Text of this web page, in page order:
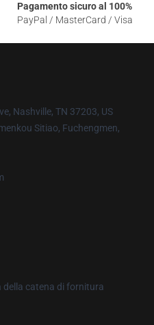
Pagamento sicuro al 100%
PayPal / MasterCard / Visa
Nashville, TN 37203, US
Sitiao, Fuchengmen,
della catena di fornitura